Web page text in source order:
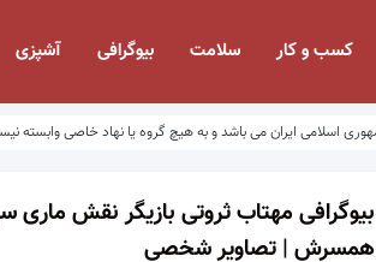
کسب و کار سلامت بیوگرافی آشپزی
اسلامی ایران می باشد و به هیچ گروه یا نهاد خاصی وابسته
بیوگرافی مهتاب ثروتی بازیگر نقش ماری
همسرش | تصاویر شخصی